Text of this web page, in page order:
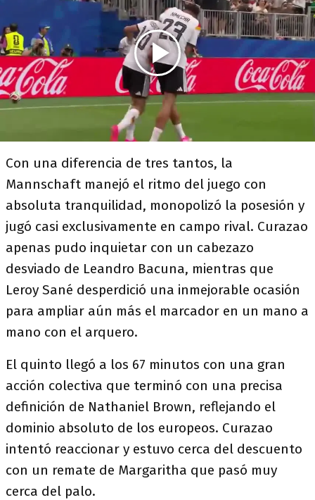
Con una diferencia de tres tantos, la
Mannschaft manejó el ritmo del juego con
absoluta tranquilidad, monopolizó la posesión y
jugó casi exclusivamente en campo rival. Curazao
apenas pudo inquietar con un cabezazo
desviado de Leandro Bacuna, mientras que
Leroy Sané desperdició una inmejorable ocasión
para ampliar aún más el marcador en un mano a
mano con el arquero.
El quinto llegó a los 67 minutos con una gran
acción colectiva que terminó con una precisa
definición de Nathaniel Brown, reflejando el
dominio absoluto de los europeos. Curazao
intentó reaccionar y estuvo cerca del descuento
con un remate de Margaritha que pasó muy
cerca del palo.